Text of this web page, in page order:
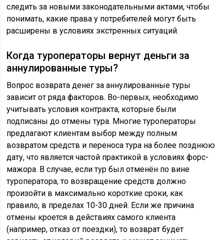
следить за новыми законодательными актами, чтобы
понимать, какие права у потребителей могут быть
расширены в условиях экстренных ситуаций.
Когда туроператоры вернут деньги за
аннулированные туры?
Вопрос возврата денег за аннулированные туры
зависит от ряда факторов. Во-первых, необходимо
учитывать условия контракта, которые были
подписаны до отмены тура. Многие туроператоры
предлагают клиентам выбор между полным
возвратом средств и переноса тура на более позднюю
дату, что является частой практикой в условиях форс-
мажора. В случае, если тур был отменён по вине
туроператора, то возвращение средств должно
произойти в максимально короткие сроки, как
правило, в пределах 10-30 дней. Если же причина
отмены кроется в действиях самого клиента
(например, отказ от поездки), то возврат будет